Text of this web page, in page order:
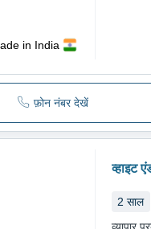
in India
फ़ोन नंबर देखें
व्हाइट
2 साल
व्यापार